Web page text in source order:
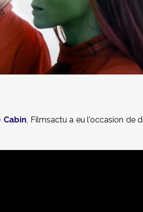
Cabin, Filmsactu a eu l'occasion de